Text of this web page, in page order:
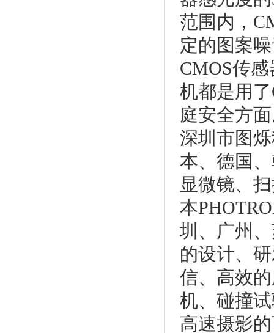
范围内，
定的图案
CMOS传
机都是用
庭安全方
深圳市图
本、德国
显微镜、
本
圳、广州
的设计、
信、高效
机、碰撞
高速摄影